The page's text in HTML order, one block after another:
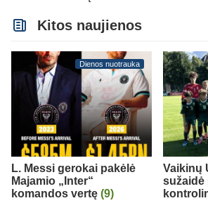
Kitos naujienos
Dienos nuotrauka
L. Messi gerokai pakėlė
Majamio „Inter“
komandos vertę (9)
Vaikinų
sužaidė